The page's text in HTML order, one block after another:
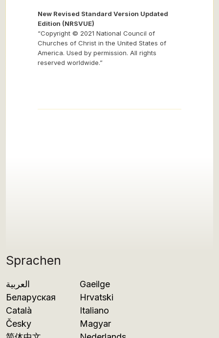
Sprachen
العربية
Беларуская
Català
Česky
Gaeilge
Hrvatski
Italiano
Magyar
New Revised Standard Version Updated
Edition (NRSVUE)
“Copyright © 2021 National Council of
Churches of Christ in the United States of
America. Used by permission. All rights
reserved worldwide.”